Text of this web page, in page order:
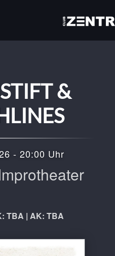
&
- 20:00 Uhr
TBA | AK: TBA